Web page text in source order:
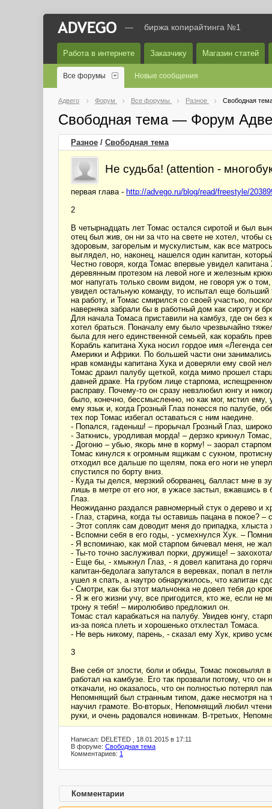
— биржа копирайтинга №1
Работа в интернете Заказчику Магазин статей
Все форумы Новые сообщения
Адвего Форум Все форумы Разное Свободная
Свободная тема — Форум
Разное / Свободная тема
Не судьба! (attention -
первая глава - http://advego.ru/blog/read/freestyle/
2
В четырнадцать лет Томас остался сиротой и был
отец был жив, он ни за что на свете не хотел,
здоровым, загорелым и мускулистым, как все
выглядел, но, наконец, нашелся один капитан,
Честно говоря, когда Томас впервые увидел
деревянным протезом на левой ноге и железным
мог напугать только своим видом, не говоря уж о
увидел остальную команду, то испытал еще больший
на работу, и Томас смирился со своей участью,
наверняка забрали бы в работный дом как сироту и
Для начала Томаса приставили на камбуз, где он
хотел браться. Поначалу ему было чрезвычайно
была для него единственной семьей, как корабль
Корабль капитана Хука носил гордое имя «Легенда
Америки и Африки. По большей части они
нрав команды капитана Хука и доверяли ему свой
Томас драил палубу щеткой, когда мимо прошел
давней драке. На грубом лице старпома,
расправу. Почему-то он сразу невзлюбил юнгу и
было, конечно, бессмысленно, но как мог, мстил
ему язык и, когда Грозный Глаз понесся по палубе,
тех пор Томас избегал оставаться с ним наедине.
- Попался, гаденыш! – прорычал Грозный Глаз,
- Заткнись, уродливая морда! – дерзко крикнул
- Догоню – убью, якорь мне в корму! – заорал
Томас кинулся к огромным ящикам с сукном,
отходил все дальше по щелям, пока его ноги не
спустился по борту вниз.
- Куда ты делся, мерзкий оборванец, балласт мне в
лишь в метре от его ног, в ужасе застыл, вжавшись в
Глаз.
Неожиданно раздался равномерный стук о дерево и
- Глаз, старина, когда ты оставишь пацана в покое? –
- Этот сопляк сам доводит меня до припадка,
- Вспомни себя в его годы, - усмехнулся Хук. –
- Я вспоминаю, как мой старпом бичевал меня, не
- Ты-то точно заслуживал порки, дружище! –
- Еще бы, - хмыкнул Глаз, - я довел капитана до
капитан-бедолага запутался в веревках, попал в
ушел я спать, а наутро обнаружилось, что капитан
- Смотри, как бы этот мальчонка не довел тебя до
- Я ж его жизни учу, все пригодится, кто же, если не
трону я тебя! – миролюбиво предложил он.
Томас стал карабкаться на палубу. Увидев юнгу,
из-за пояса плеть и хорошенько отхлестал Томаса.
- Не верь никому, парень, - сказал ему Хук, криво
3
Вне себя от злости, боли и обиды, Томас поковылял
работал на камбузе. Его так прозвали потому, что
откачали, но оказалось, что он полностью потерял
Непомнящий был странным типом, даже несмотря на
научил грамоте. Во-вторых, Непомнящий любил
руки, и очень радовался новинкам. В-третьих,
Написал: DELETED , 18.01.2015 в 17:11
В форуме: Свободная тема
Комментариев: 1
Комментарии